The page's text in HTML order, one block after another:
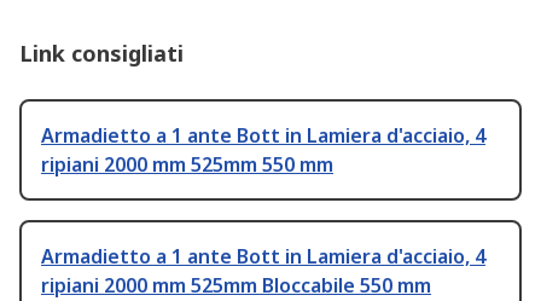
Link consigliati
Armadietto a 1 ante Bott in Lamiera d'acciaio, 4
ripiani 2000 mm 525mm 550 mm
Armadietto a 1 ante Bott in Lamiera d'acciaio, 4
ripiani 2000 mm 525mm Bloccabile 550 mm